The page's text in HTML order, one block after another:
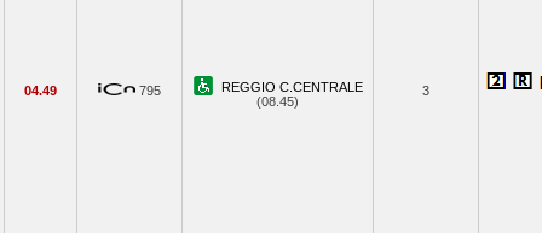
04.49 795
REGGIO C.CENTRALE
(08.45)
3